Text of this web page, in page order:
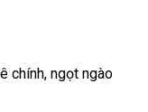
chính, ngọt ngào